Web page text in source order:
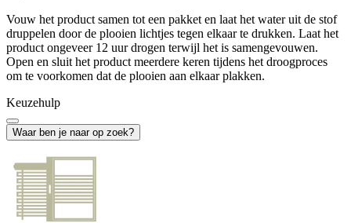
Vouw het product samen tot een pakket en laat het water uit de stof
druppelen door de plooien lichtjes tegen elkaar te drukken. Laat het
product ongeveer 12 uur drogen terwijl het is samengevouwen.
Open en sluit het product meerdere keren tijdens het droogproces
om te voorkomen dat de plooien aan elkaar plakken.
Keuzehulp
Waar ben je naar op zoek?